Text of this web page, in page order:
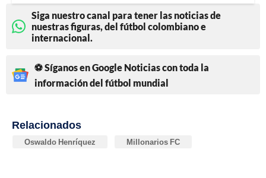
Siga nuestro canal para tener las noticias de
nuestras figuras, del fútbol colombiano e
internacional.
⚽ Síganos en Google Noticias con toda la
información del fútbol mundial
Relacionados
Oswaldo Henríquez Millonarios FC